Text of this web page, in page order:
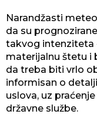
Narandžasti
da su
takvog intenziteta
materijalnu štetu i
da treba biti vrlo
informisan o
uslova, uz
državne službe.